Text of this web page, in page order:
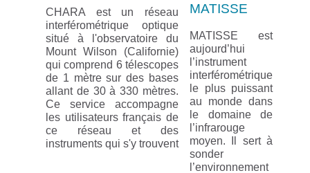
CHARA est un réseau
interférométrique optique
situé à l'observatoire du
Mount Wilson (Californie)
qui comprend 6 télescopes
de 1 mètre sur des bases
allant de 30 à 330 mètres.
Ce service accompagne
les utilisateurs français de
ce réseau et des
instruments qui s'y trouvent
MATISSE
MATISSE est
aujourd’hui
l’instrument
interférométrique
le plus puissant
au monde dans
le domaine de
l’infrarouge
moyen. Il sert à
sonder
l’environnement